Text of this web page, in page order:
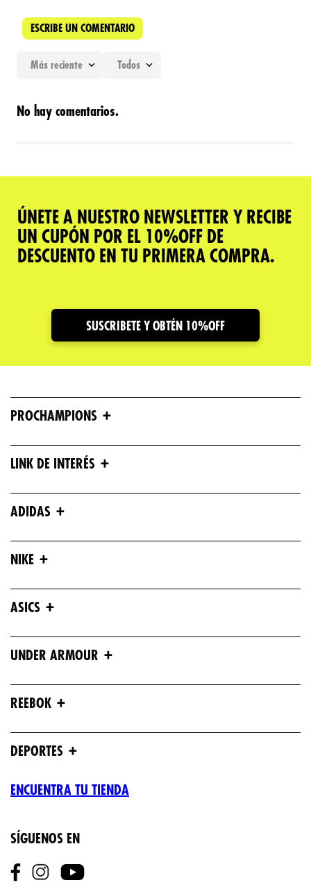
ESCRIBE UN COMENTARIO
Tu nombre
Escribe un comentario
Más reciente Todos
No hay comentarios.
ÚNETE A NUESTRO NEWSLETTER Y RECIBE
UN CUPÓN POR EL 10%OFF DE
DESCUENTO EN TU PRIMERA COMPRA.
SUSCRIBETE Y OBTÉN 10%OFF
PROCHAMPIONS +
LINK DE INTERÉS +
ADIDAS +
NIKE +
ASICS +
UNDER ARMOUR +
REEBOK +
DEPORTES +
ENCUENTRA TU TIENDA
SÍGUENOS EN